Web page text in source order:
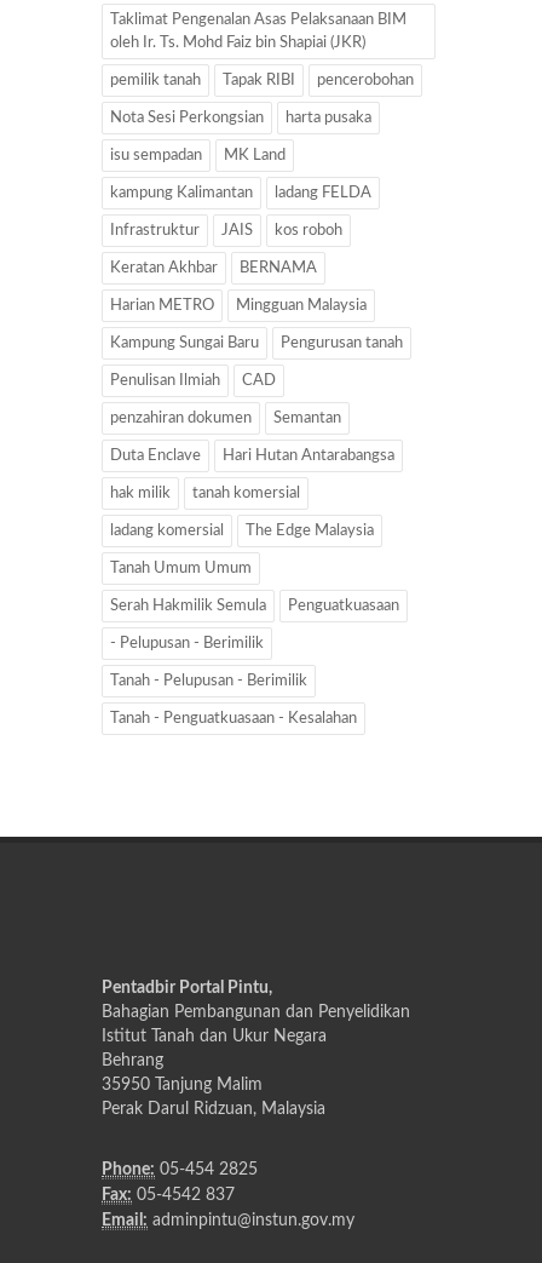
Taklimat Pengenalan Asas Pelaksanaan BIM
oleh Ir. Ts. Mohd Faiz bin Shapiai (JKR)
pemilik tanah Tapak RIBI pencerobohan
Nota Sesi Perkongsian harta pusaka
isu sempadan MK Land
kampung Kalimantan ladang FELDA
Infrastruktur JAIS kos roboh
Keratan Akhbar BERNAMA
Harian METRO Mingguan Malaysia
Kampung Sungai Baru Pengurusan tanah
Penulisan Ilmiah CAD
penzahiran dokumen Semantan
Duta Enclave Hari Hutan Antarabangsa
hak milik tanah komersial
ladang komersial The Edge Malaysia
Tanah Umum Umum
Serah Hakmilik Semula Penguatkuasaan
- Pelupusan - Berimilik
Tanah - Pelupusan - Berimilik
Tanah - Penguatkuasaan - Kesalahan
Pentadbir Portal Pintu,
Bahagian Pembangunan dan Penyelidikan
Istitut Tanah dan Ukur Negara
Behrang
35950 Tanjung Malim
Perak Darul Ridzuan, Malaysia
Phone: 05-454 2825
Fax: 05-4542 837
Email: adminpintu@instun.gov.my